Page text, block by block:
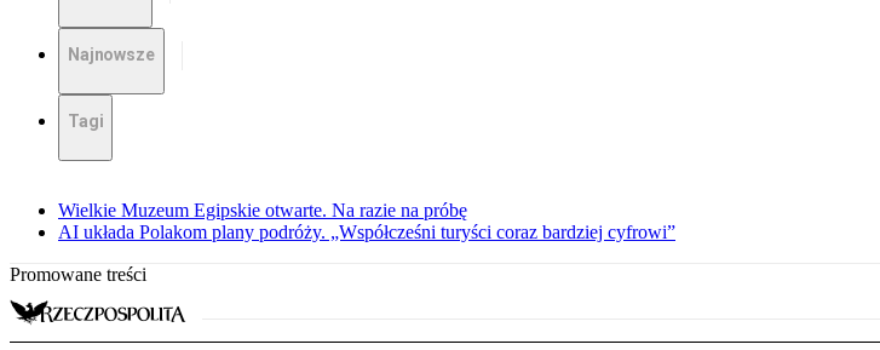
Najnowsze
Tagi
Wielkie Muzeum Egipskie otwarte. Na razie na próbę
AI układa Polakom plany podróży. „Współcześni turyści coraz bardziej cyfrowi”
Promowane treści